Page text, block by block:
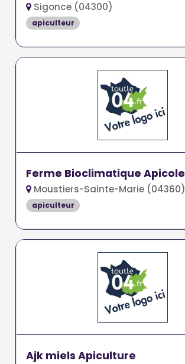
Sigonce (04300)
apiculteur
Ferme Bioclimatique Apicole
Moustiers-Sainte-Marie (04360)
apiculteur
Ajk miels Apiculture